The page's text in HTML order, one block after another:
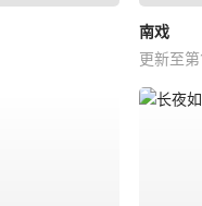
南戏
更新至